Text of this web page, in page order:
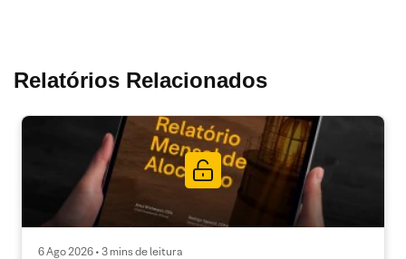
Relatórios Relacionados
6 Ago 2026 • 3 mins de leitura